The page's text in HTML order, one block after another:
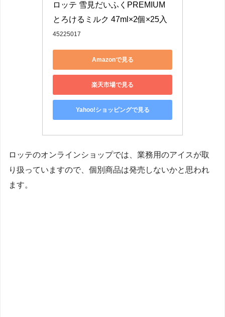
ロッテ 雪見だいふくPREMIUM
とろけるミルク 47ml×2個×25入
45225017
Amazonで見る
楽天市場で見る
Yahoo!ショッピングで見る
ロッテのオンラインショップでは、業務用のアイスが取
り扱っていますので、個別商品は発売しないかと思われ
ます。